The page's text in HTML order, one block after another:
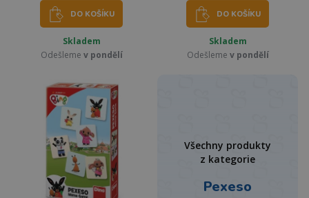
DO KOŠÍKU
Skladem
Odešleme v pondělí
DO KOŠÍKU
Skladem
Odešleme v pondělí
Všechny produkty
z kategorie
Pexeso